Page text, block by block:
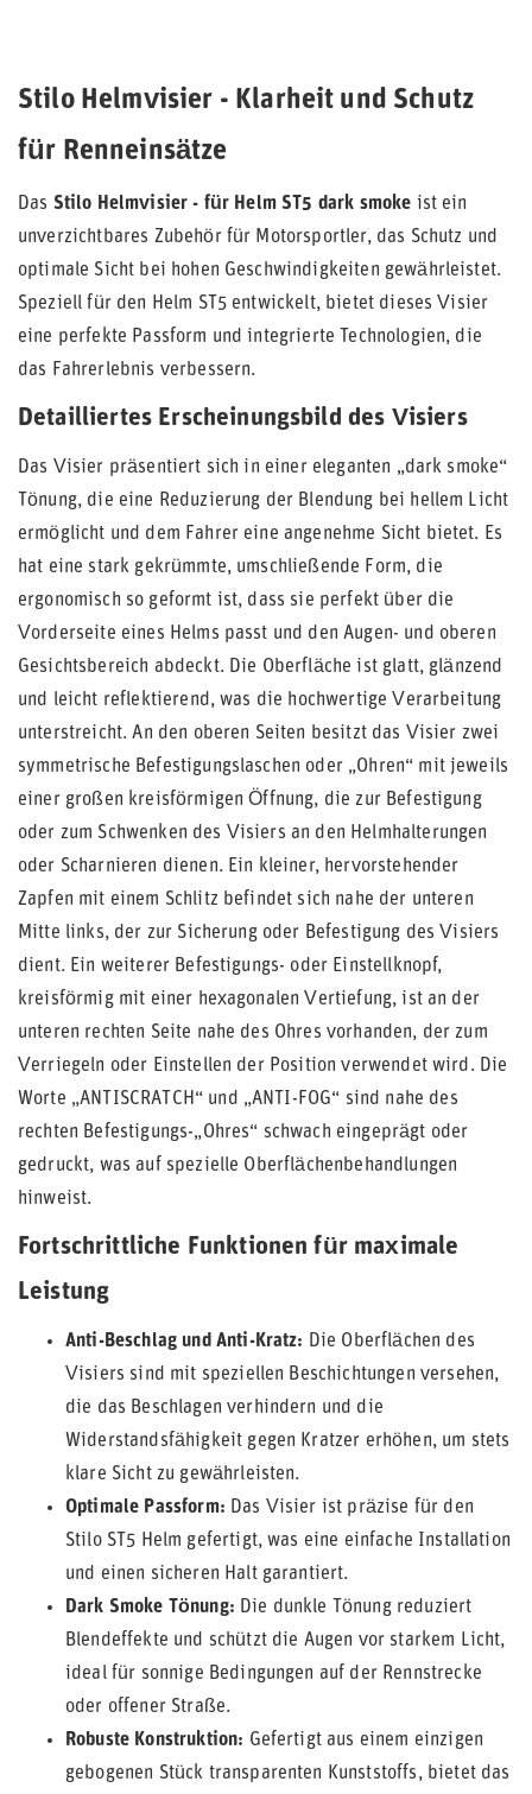
Stilo Helmvisier - Klarheit und Schutz
für Renneinsätze
Das Stilo Helmvisier - für Helm ST5 dark smoke ist ein
unverzichtbares Zubehör für Motorsportler, das Schutz und
optimale Sicht bei hohen Geschwindigkeiten gewährleistet.
Speziell für den Helm ST5 entwickelt, bietet dieses Visier
eine perfekte Passform und integrierte Technologien, die
das Fahrerlebnis verbessern.
Detailliertes Erscheinungsbild des Visiers
Das Visier präsentiert sich in einer eleganten „dark smoke“
Tönung, die eine Reduzierung der Blendung bei hellem Licht
ermöglicht und dem Fahrer eine angenehme Sicht bietet. Es
hat eine stark gekrümmte, umschließende Form, die
ergonomisch so geformt ist, dass sie perfekt über die
Vorderseite eines Helms passt und den Augen- und oberen
Gesichtsbereich abdeckt. Die Oberfläche ist glatt, glänzend
und leicht reflektierend, was die hochwertige Verarbeitung
unterstreicht. An den oberen Seiten besitzt das Visier zwei
symmetrische Befestigungslaschen oder „Ohren“ mit jeweils
einer großen kreisförmigen Öffnung, die zur Befestigung
oder zum Schwenken des Visiers an den Helmhalterungen
oder Scharnieren dienen. Ein kleiner, hervorstehender
Zapfen mit einem Schlitz befindet sich nahe der unteren
Mitte links, der zur Sicherung oder Befestigung des Visiers
dient. Ein weiterer Befestigungs- oder Einstellknopf,
kreisförmig mit einer hexagonalen Vertiefung, ist an der
unteren rechten Seite nahe des Ohres vorhanden, der zum
Verriegeln oder Einstellen der Position verwendet wird. Die
Worte „ANTISCRATCH“ und „ANTI-FOG“ sind nahe des
rechten Befestigungs-„Ohres“ schwach eingeprägt oder
gedruckt, was auf spezielle Oberflächenbehandlungen
hinweist.
Fortschrittliche Funktionen für maximale
Leistung
Anti-Beschlag und Anti-Kratz: Die Oberflächen des
Visiers sind mit speziellen Beschichtungen versehen,
die das Beschlagen verhindern und die
Widerstandsfähigkeit gegen Kratzer erhöhen, um stets
klare Sicht zu gewährleisten.
Optimale Passform: Das Visier ist präzise für den
Stilo ST5 Helm gefertigt, was eine einfache Installation
und einen sicheren Halt garantiert.
Dark Smoke Tönung: Die dunkle Tönung reduziert
Blendeffekte und schützt die Augen vor starkem Licht,
ideal für sonnige Bedingungen auf der Rennstrecke
oder offener Straße.
Robuste Konstruktion: Gefertigt aus einem einzigen
gebogenen Stück transparenten Kunststoffs, bietet das